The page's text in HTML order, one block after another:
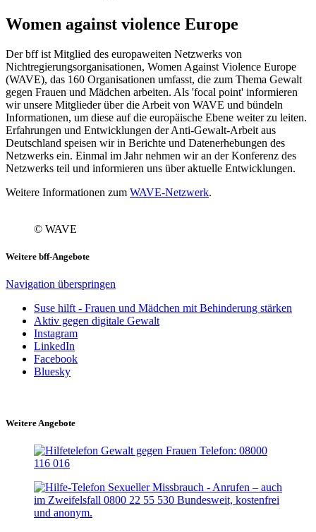
Women against violence Europe
Der bff ist Mitglied des europaweiten Netzwerks von
Nichtregierungsorganisationen, Women Against Violence Europe
(WAVE), das 160 Organisationen umfasst, die zum Thema Gewalt
gegen Frauen und Mädchen arbeiten. Als 'focal point' informieren
wir unsere Mitglieder über die Arbeit von WAVE und bündeln
Informationen, um diese auf die europäische Ebene weiter zu leiten.
Erfahrungen und Entwicklungen der Anti-Gewalt-Arbeit aus
Deutschland speisen wir in Berichte und Datenerhebungen des
Netzwerks ein. Einmal im Jahr nehmen wir an der Konferenz des
Netzwerks teil und informieren uns über aktuelle Entwicklungen.
Weitere Informationen zum WAVE-Netzwerk.
© WAVE
Weitere bff-Angebote
Navigation überspringen
Suse hilft - Frauen und Mädchen mit Behinderung stärken
Aktiv gegen digitale Gewalt
Instagram
LinkedIn
Facebook
Bluesky
Weitere Angebote